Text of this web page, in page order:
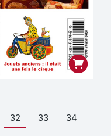
32 33
34